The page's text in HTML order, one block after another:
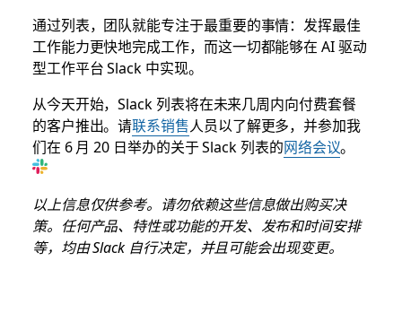
通过列表，团队就能专注于最重要的事情：发挥最佳
工作能力更快地完成工作，而这一切都能够在 AI 驱动
型工作平台 Slack 中实现。
从今天开始，Slack 列表将在未来几周内向付费套餐
的客户推出。请联系销售人员以了解更多，并参加我
们在 6 月 20 日举办的关于 Slack 列表的网络会议。
以上信息仅供参考。请勿依赖这些信息做出购买决
策。任何产品、特性或功能的开发、发布和时间安排
等，均由 Slack 自行决定，并且可能会出现变更。